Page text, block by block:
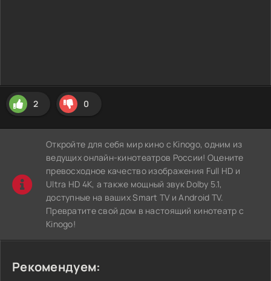
2 0
Откройте для себя мир кино с Kinogo, одним из
ведущих онлайн-кинотеатров России! Оцените
превосходное качество изображения Full HD и
Ultra HD 4K, а также мощный звук Dolby 5.1,
доступные на ваших Smart TV и Android TV.
Превратите свой дом в настоящий кинотеатр с
Kinogo!
Рекомендуем: